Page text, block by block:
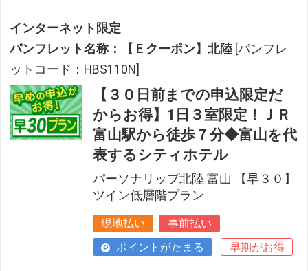
インターネット限定
パンフレット名称：【Ｅクーポン】北陸 [パンフレ
ットコード：HBS110N]
【３０日前までの申込限定だ
からお得】1日３室限定！ＪＲ
富山駅から徒歩７分◆富山を代
表するシティホテル
パーソナリップ北陸 富山 【早３０】
ツイン低層階プラン
現地払い
事前払い
ポイントがたまる
早期がお得